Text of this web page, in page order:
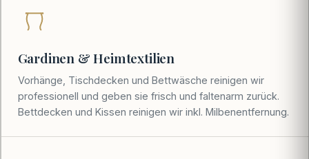
Gardinen & Heimtextilien
Vorhänge, Tischdecken und Bettwäsche reinigen wir
professionell und geben sie frisch und faltenarm zurück.
Bettdecken und Kissen reinigen wir inkl. Milbenentfernung.